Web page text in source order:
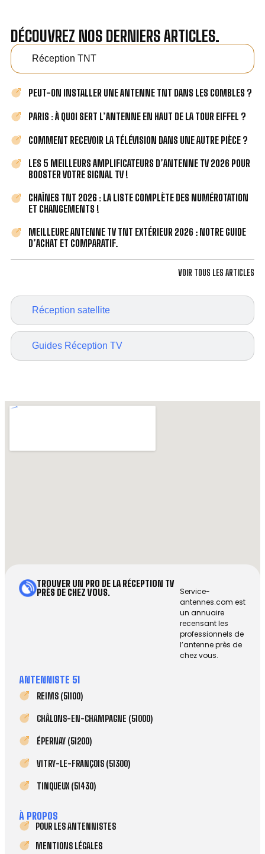
DÉCOUVREZ NOS DERNIERS ARTICLES.
Réception TNT
Réception satellite
Guides Réception TV
PEUT-ON INSTALLER UNE ANTENNE TNT DANS LES COMBLES ?
PARIS : À QUOI SERT L’ANTENNE EN HAUT DE LA TOUR EIFFEL ?
COMMENT RECEVOIR LA TÉLÉVISION DANS UNE AUTRE PIÈCE ?
LES 5 MEILLEURS AMPLIFICATEURS D’ANTENNE TV 2026 POUR
BOOSTER VOTRE SIGNAL TV !
CHAÎNES TNT 2026 : LA LISTE COMPLÈTE DES NUMÉROTATION
ET CHANGEMENTS !
MEILLEURE ANTENNE TV TNT EXTÉRIEUR 2026 : NOTRE GUIDE
D’ACHAT ET COMPARATIF.
VOIR TOUS LES ARTICLES
TROUVER UN PRO DE LA RÉCEPTION TV
PRÈS DE CHEZ VOUS.
Service-
antennes.com est
un annuaire
recensant les
professionnels de
l’antenne près de
chez vous.
ANTENNISTE 51
REIMS (51100)
CHÂLONS-EN-CHAMPAGNE (51000)
ÉPERNAY (51200)
VITRY-LE-FRANÇOIS (51300)
TINQUEUX (51430)
À PROPOS
POUR LES ANTENNISTES
MENTIONS LÉGALES